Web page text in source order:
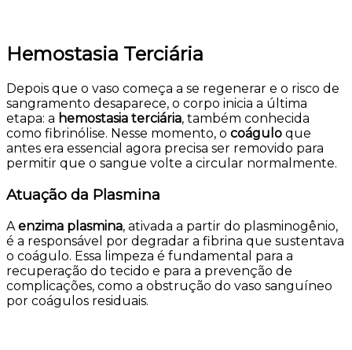
Hemostasia Terciária
Depois que o vaso começa a se regenerar e o risco de
sangramento desaparece, o corpo inicia a última
etapa: a hemostasia terciária, também conhecida
como fibrinólise. Nesse momento, o coágulo que
antes era essencial agora precisa ser removido para
permitir que o sangue volte a circular normalmente.
Atuação da Plasmina
A enzima plasmina, ativada a partir do plasminogênio,
é a responsável por degradar a fibrina que sustentava
o coágulo. Essa limpeza é fundamental para a
recuperação do tecido e para a prevenção de
complicações, como a obstrução do vaso sanguíneo
por coágulos residuais.